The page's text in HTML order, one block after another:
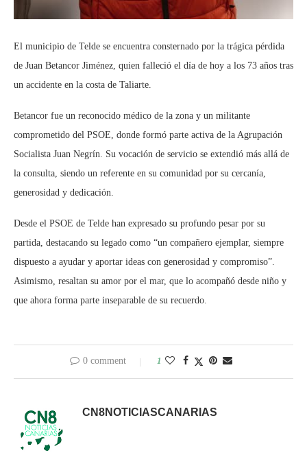
El municipio de Telde se encuentra consternado por la trágica pérdida
de Juan Betancor Jiménez, quien falleció el día de hoy a los 73 años tras
un accidente en la costa de Taliarte.
Betancor fue un reconocido médico de la zona y un militante
comprometido del PSOE, donde formó parte activa de la Agrupación
Socialista Juan Negrín. Su vocación de servicio se extendió más allá de
la consulta, siendo un referente en su comunidad por su cercanía,
generosidad y dedicación.
Desde el PSOE de Telde han expresado su profundo pesar por su
partida, destacando su legado como “un compañero ejemplar, siempre
dispuesto a ayudar y aportar ideas con generosidad y compromiso”.
Asimismo, resaltan su amor por el mar, que lo acompañó desde niño y
que ahora forma parte inseparable de su recuerdo.
0 comment 1
CN8NOTICIASCANARIAS